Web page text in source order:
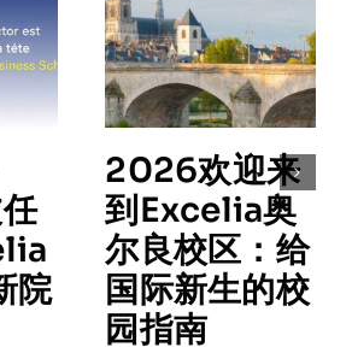
院
2026欢迎来
到Excelia奥
尔良校区：给
国际新生的校
园指南